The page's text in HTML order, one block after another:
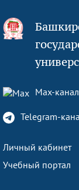
Max-канал
Telegram-
Личный кабинет
Учебный портал